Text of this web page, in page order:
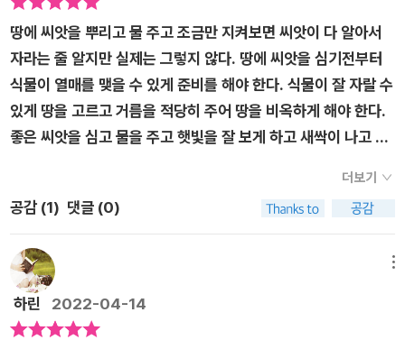
하는데, 염류 제거법과 태양열 소독법을 이용하면 텃밭 농사의 어
려움을 극복할 수 있다. 태양열 소독법은 저자가 매우 추천하는
방법이기도 하다. 햇볕을 이용해 밭을 소독하는데, 특별한 기구나
농약이 필요하지 않으면서도 효과가 뛰어나기 때문이다. 오늘 바
로 읽고 실천하는 실전 농사법 농사가 잘되는 알짜 정보와 노하우
가 가득 책 후반부에 소개하는 비료 관련 정보만 잘 소화해도, 동
네에서는 비료 전문가로 거듭날지 모른다. 그만큼 필요한 것만 잘
를 적절하게 쓰는 원칙에 대해 말하며, 비료를 원료, 형태, 효과에
따라 분류해 설명했다. 물론 비료 사용법도 작물별, 계절별로 분
류했으며, 밑거름과 웃거름을 효과적으로 주는 법을 설명해 실제
농사를 지으면서 맞닥뜨릴 수 있는 문제점을 해결하는 데 도움이
되도록 했다. 텃밭 농부가 직접 비료를 만들어 사용하는 기쁨을
땅에 씨앗을 뿌리고 물 주고 조금만 지켜보면 씨앗이 다 알아서
자라는 줄 알지만 실제는 그렇지 않다. 땅에 씨앗을 심기전부터
식물이 열매를 맺을 수 있게 준비를 해야 한다. 식물이 잘 자랄 수
있게 땅을 고르고 거름을 적당히 주어 땅을 비옥하게 해야 한다.
좋은 씨앗을 심고 물을 주고 햇빛을 잘 보게 하고 새싹이 나고 자
도 정리해야 한다. 이런 일들이 모여 하나의 열매를 맺는다. 그래
서 텃밭농사라고 쉬운 일이 절대 아니다. <텃밭농사 흙 만들기
비료 사용법 교과서>를 통해 제대로 된 텃밭을 만들고 비료를 사
용해 식물을 건강하게 키워보는 공부를 해 보자. <텃밭농사 흙
만들기 비료 사용법 교과서>에서는 흙에 대해 알아보고, 흙의 건
강 진단을 하고, 흙 만들기를 하고 재배의 기본에 대해 알아본다.
더보기
공감 (1) 댓글 (0)
하린 2022-04-14